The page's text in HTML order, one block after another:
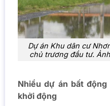
Dự án Khu dân cư
chủ trương đầu tư.
Nhiều dự án bất
khởi động